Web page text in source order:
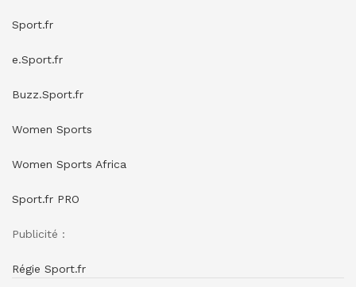
Sport.fr
e.Sport.fr
Buzz.Sport.fr
Women Sports
Women Sports Africa
Sport.fr PRO
Publicité :
Régie Sport.fr